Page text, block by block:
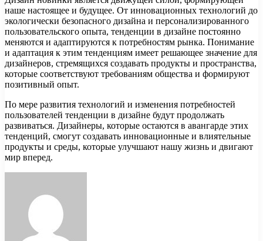
наше настоящее и будущее. От инновационных технологий до
экологически безопасного дизайна и персонализированного
пользовательского опыта, тенденции в дизайне постоянно
меняются и адаптируются к потребностям рынка. Понимание
и адаптация к этим тенденциям имеет решающее значение для
дизайнеров, стремящихся создавать продукты и пространства,
которые соответствуют требованиям общества и формируют
позитивный опыт.
По мере развития технологий и изменения потребностей
пользователей тенденции в дизайне будут продолжать
развиваться. Дизайнеры, которые остаются в авангарде этих
тенденций, смогут создавать инновационные и влиятельные
продукты и среды, которые улучшают нашу жизнь и двигают
мир вперед.